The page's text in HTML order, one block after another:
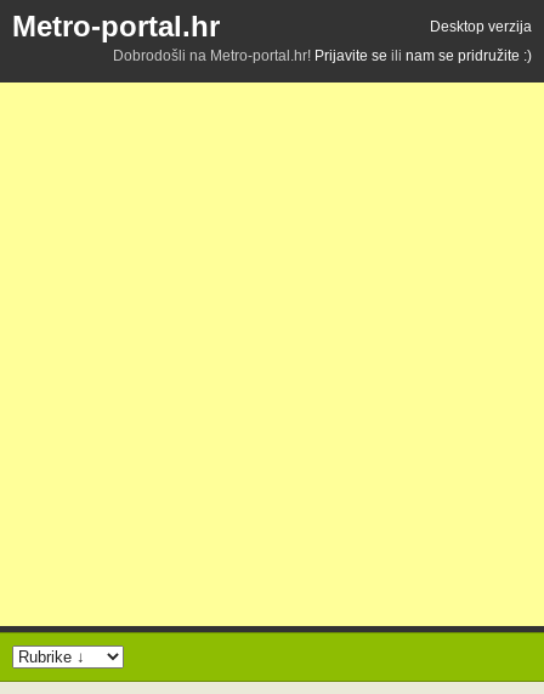
Metro-portal.hr
Desktop verzija
Dobrodošli na Metro-portal.hr! Prijavite se ili nam se pridružite :)